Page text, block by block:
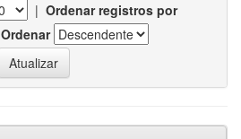
| Ordenar registros por
Ordenar